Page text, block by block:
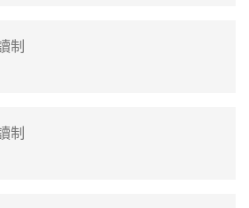
制
制